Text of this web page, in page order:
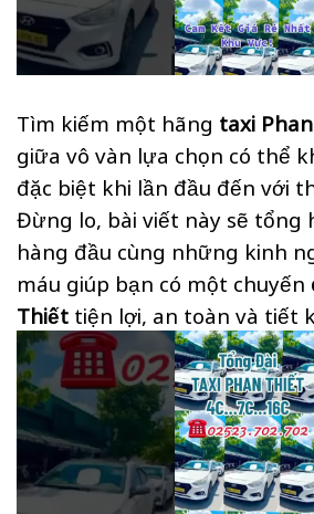
Tìm kiếm một hãng taxi
giữa vô vàn lựa chọn có thể
đặc biệt khi lần đầu đến với
Đừng lo, bài viết này sẽ tổng
hàng đầu cùng những kinh
máu giúp bạn có một chuyến
Thiết tiện lợi, an toàn và tiết